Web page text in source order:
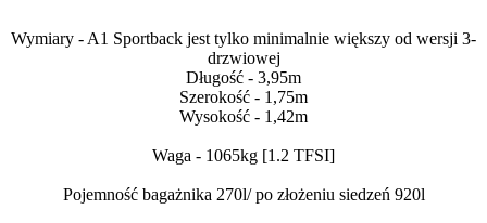
Wymiary - A1 Sportback jest tylko minimalnie większy od wersji 3-
drzwiowej
Długość - 3,95m
Szerokość - 1,75m
Wysokość - 1,42m
Waga - 1065kg [1.2 TFSI]
Pojemność bagażnika 270l/ po złożeniu siedzeń 920l